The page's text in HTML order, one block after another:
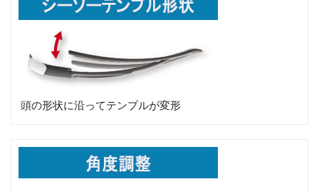
頭の形状に沿ってテンプルが変形